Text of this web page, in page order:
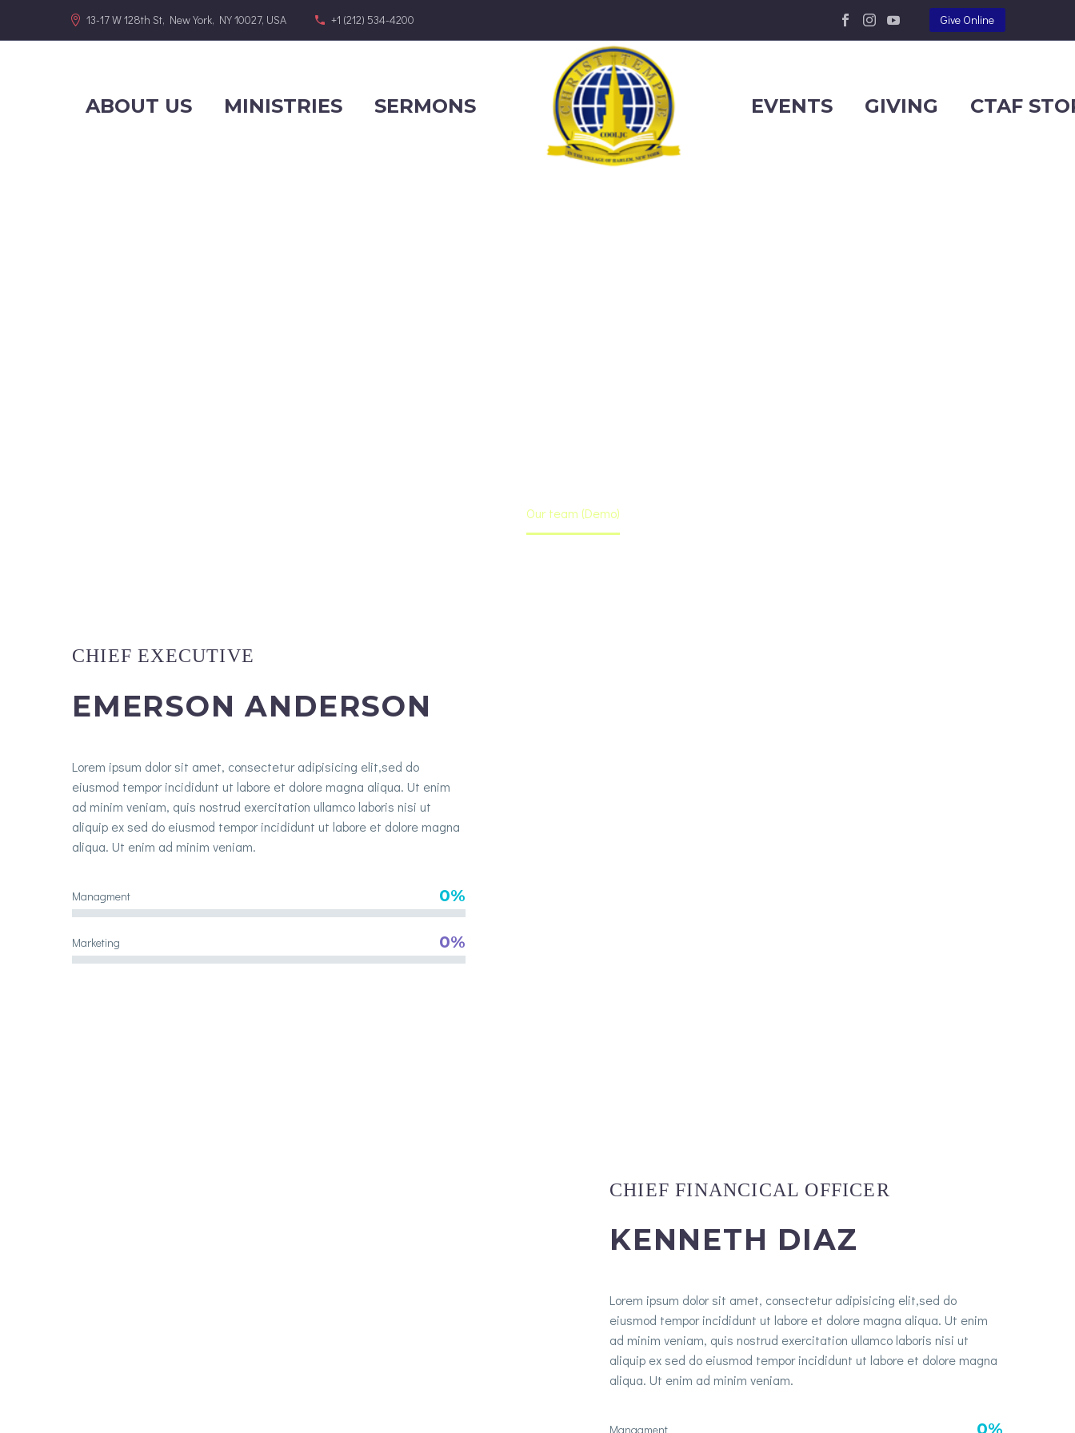
13-17 W 128th St, New York, NY 10027, USA +1 (212) 534-4200 Give Online
ABOUT US MINISTRIES SERMONS EVENTS GIVING CTAF
Our team (Demo)
CHIEF EXECUTIVE
EMERSON ANDERSON
Lorem ipsum dolor sit amet, consectetur adipisicing elit,sed do
eiusmod tempor incididunt ut labore et dolore magna aliqua. Ut enim
ad minim veniam, quis nostrud exercitation ullamco laboris nisi ut
aliquip ex sed do eiusmod tempor incididunt ut labore et dolore magna
aliqua. Ut enim ad minim veniam.
Managment 0%
Marketing 0%
CHIEF FINANCICAL OFFICER
KENNETH DIAZ
Lorem ipsum dolor sit amet, consectetur adipisicing elit,sed do
eiusmod tempor incididunt ut labore et dolore magna aliqua. Ut enim
ad minim veniam, quis nostrud exercitation ullamco laboris nisi ut
aliquip ex sed do eiusmod tempor incididunt ut labore et dolore magna
aliqua. Ut enim ad minim veniam.
Managment 0%